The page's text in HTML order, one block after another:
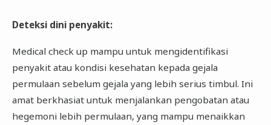
Deteksi dini penyakit:
Medical check up mampu untuk mengidentifikasi
penyakit atau kondisi kesehatan kepada gejala
permulaan sebelum gejala yang lebih serius timbul. Ini
amat berkhasiat untuk menjalankan pengobatan atau
hegemoni lebih permulaan, yang mampu menaikkan